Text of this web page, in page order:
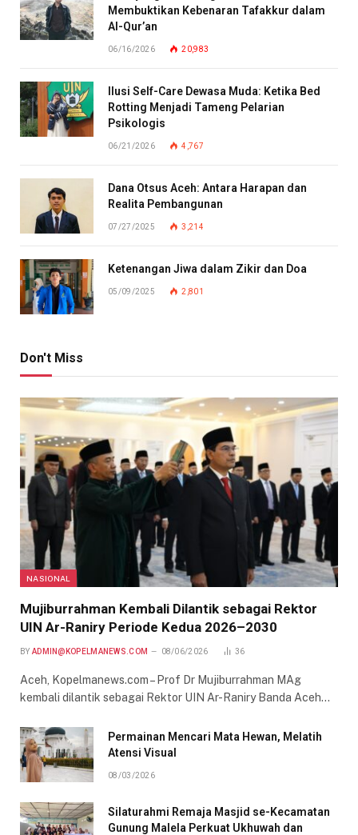
Membuktikan Kebenaran Tafakkur dalam
Al-Qur’an
06/16/2026 20,983
Ilusi Self-Care Dewasa Muda: Ketika Bed
Rotting Menjadi Tameng Pelarian
Psikologis
06/21/2026 4,767
Dana Otsus Aceh: Antara Harapan dan
Realita Pembangunan
07/27/2025 3,214
Ketenangan Jiwa dalam Zikir dan Doa
05/09/2025 2,801
Don't Miss
NASIONAL
Mujiburrahman Kembali Dilantik sebagai Rektor
UIN Ar-Raniry Periode Kedua 2026–2030
BY ADMIN@KOPELMANEWS.COM 08/06/2026 36
Aceh, Kopelmanews.com – Prof Dr Mujiburrahman MAg
kembali dilantik sebagai Rektor UIN Ar-Raniry Banda Aceh…
Permainan Mencari Mata Hewan, Melatih
Atensi Visual
08/03/2026
Silaturahmi Remaja Masjid se-Kecamatan
Gunung Malela Perkuat Ukhuwah dan